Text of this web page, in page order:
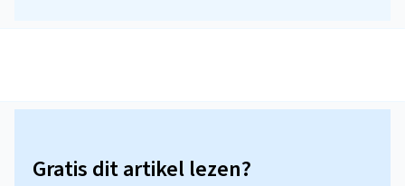
Gratis dit artikel lezen?